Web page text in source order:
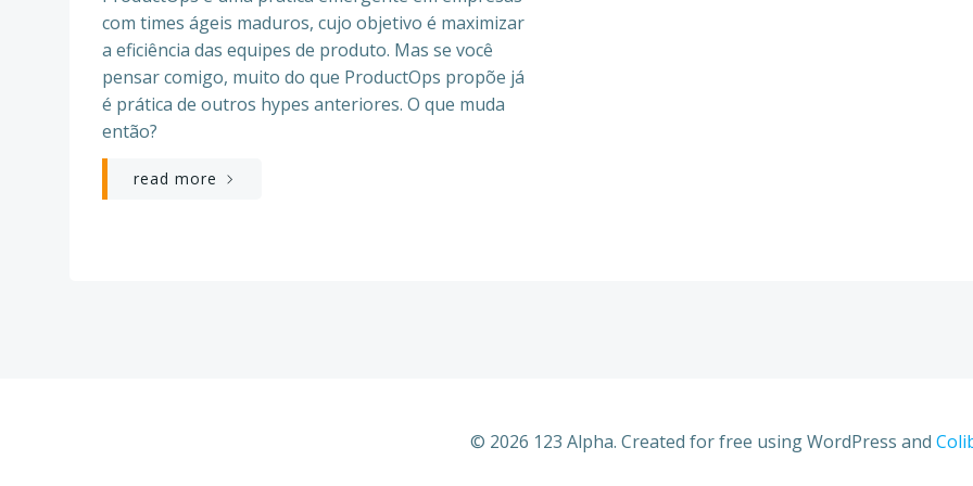
com times ágeis maduros, cujo objetivo é maximizar
a eficiência das equipes de produto. Mas se você
pensar comigo, muito do que ProductOps propõe já
é prática de outros hypes anteriores. O que muda
então?
read more
© 2026 123 Alpha. Created for free using WordPress and